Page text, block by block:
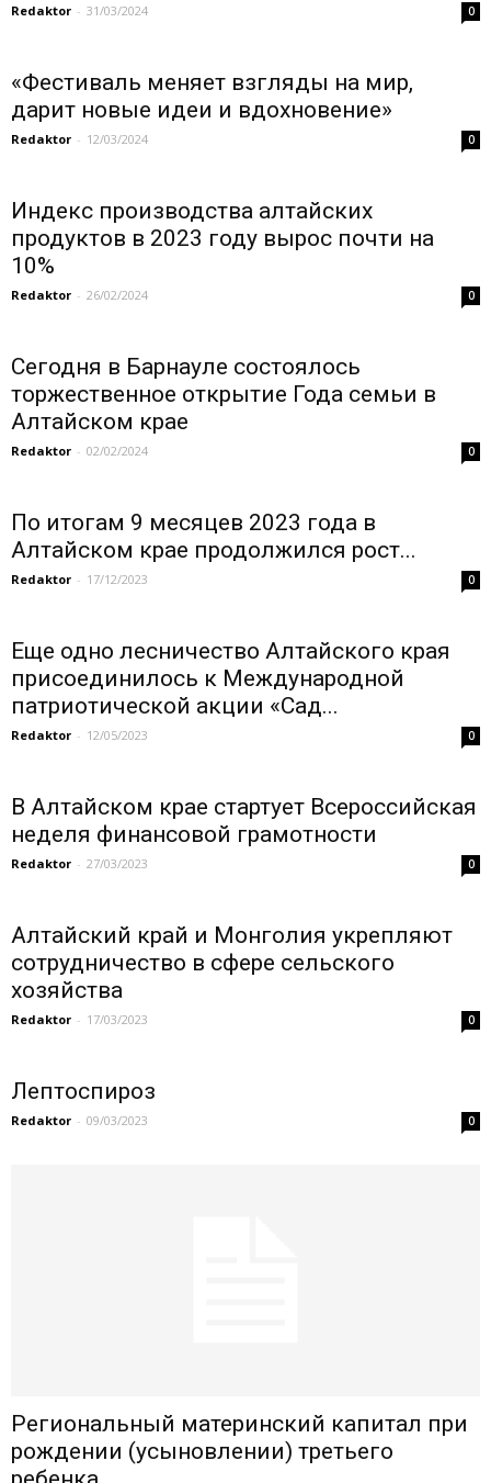
Redaktor - 31/03/2024 0
«Фестиваль меняет взгляды на мир,
дарит новые идеи и вдохновение»
Redaktor - 12/03/2024 0
Индекс производства алтайских
продуктов в 2023 году вырос почти на
10%
Redaktor - 26/02/2024 0
Сегодня в Барнауле состоялось
торжественное открытие Года семьи в
Алтайском крае
Redaktor - 02/02/2024 0
По итогам 9 месяцев 2023 года в
Алтайском крае продолжился рост...
Redaktor - 17/12/2023 0
Еще одно лесничество Алтайского края
присоединилось к Международной
патриотической акции «Сад...
Redaktor - 12/05/2023 0
В Алтайском крае стартует Всероссийская
неделя финансовой грамотности
Redaktor - 27/03/2023 0
Алтайский край и Монголия укрепляют
сотрудничество в сфере сельского
хозяйства
Redaktor - 17/03/2023 0
Лептоспироз
Redaktor - 09/03/2023 0
Региональный материнский капитал при
рождении (усыновлении) третьего